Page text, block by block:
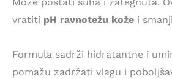
vratiti pH ravnotežu kože i
Formula sadrži hidratantne i
pomažu zadržati vlagu i